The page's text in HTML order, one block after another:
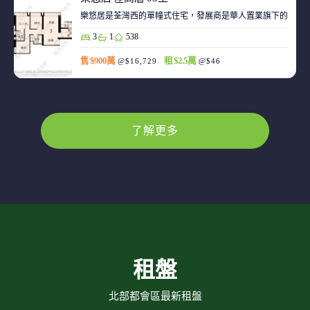
樂悠居是荃灣西的單幢式住宅，發展商是華人置業旗下的廣
3 1 538
售 $900萬 @$16,729 租 $2.5萬 @$46
了解更多
租盤
北部都會區最新租盤